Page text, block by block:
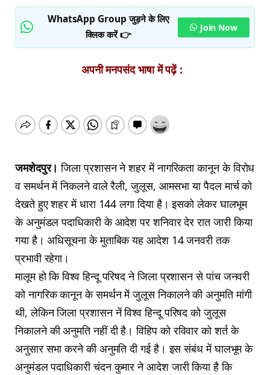
WhatsApp Group जुड़ने के लिए
क्लिक करें 👉
Join Now
अपनी मनपसंद भाषा में पढ़ें :
जमशेदपुर।जिला प्रशासन ने शहर में नागरिकता कानून के विरोध
व समर्थन में निकलने वाले रैली, जुलूस, आमसभा या पैदल मार्च को
देखते हुए शहर में धारा 144 लगा दिया है। इसको लेकर घालभूम
के अनुमंडल पदाधिकारी के आदेश पर शनिवार देर रात जारी किया
गया है। अधिसूचना के मुताबिक यह आदेश 14 जनवरी तक
प्रभावी रहेगा।
मालूम हो कि विश्व हिन्दू परिषद ने जिला प्रशासन से पांच जनवरी
को नागरिक कानून के समर्थन में जुलूस निकालने की अनुमति मांगी
थी, लेकिन जिला प्रशासन नें विश्व हिन्दू परिषद को जुलूस
निकालने की अनुमति नहीं दी है। विहिप को रविवार को शर्त के
अनुसार सभा करने की अनुमति दी गई है। इस संबंध में घालभूम के
अनुमंडल पदाधिकारी चंदन कुमार ने आदेश जारी किया है कि